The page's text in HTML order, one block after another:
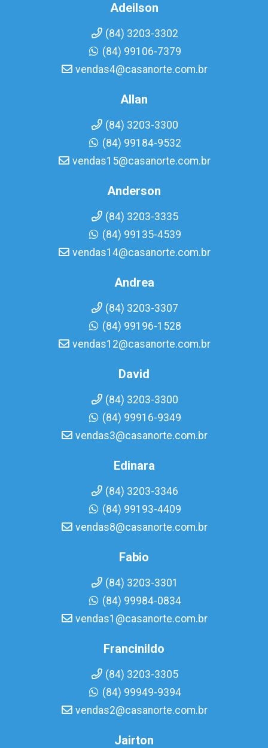
Adeilson
(84) 3203-3302
(84) 99106-7379
vendas4@casanorte.com.br
Allan
(84) 3203-3300
(84) 99184-9532
vendas15@casanorte.com.br
Anderson
(84) 3203-3335
(84) 99135-4539
vendas14@casanorte.com.br
Andrea
(84) 3203-3307
(84) 99196-1528
vendas12@casanorte.com.br
David
(84) 3203-3300
(84) 99916-9349
vendas3@casanorte.com.br
Edinara
(84) 3203-3346
(84) 99193-4409
vendas8@casanorte.com.br
Fabio
(84) 3203-3301
(84) 99984-0834
vendas1@casanorte.com.br
Francinildo
(84) 3203-3305
(84) 99949-9394
vendas2@casanorte.com.br
Jairton